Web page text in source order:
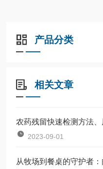
产品分类
相关文章
农药残留快速检测方法
2023-09-01